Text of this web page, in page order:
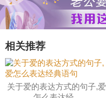
相关推荐
关于爱的表达方式的句子,爱